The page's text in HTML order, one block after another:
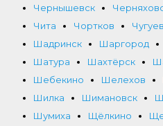
Чернышевск
Чита
Чортков Чугуев
Шадринск
Шаргород
Шатура
Шахтёрск
Шебекино
Шелехов
Шилка
Шимановск
Шумиха
Щёлкино